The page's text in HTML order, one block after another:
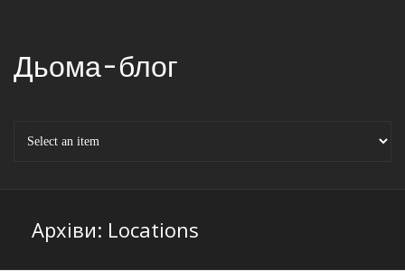
Дьома-блог
Архіви: Locations